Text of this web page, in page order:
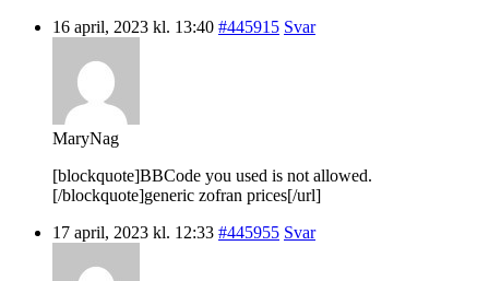
16 april, 2023 kl. 13:40 #445915 Svar
MaryNag
[blockquote]BBCode you used is not allowed.
[/blockquote]generic zofran prices[/url]
17 april, 2023 kl. 12:33 #445955 Svar